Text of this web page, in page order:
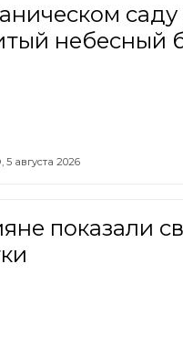
небесный
5 августа 2026
показали